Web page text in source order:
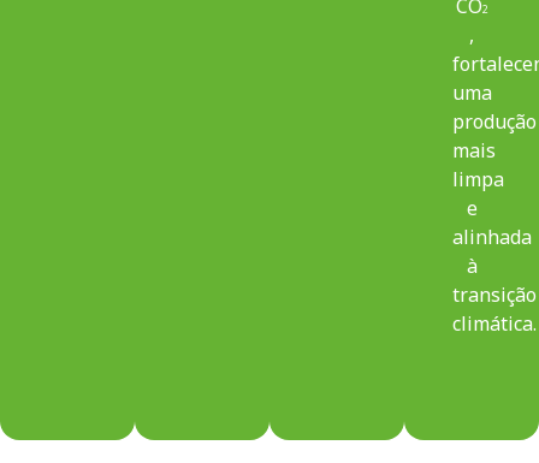
CO2
,
uma
produção
mais
limpa
e
alinhada
à
transição
climática.